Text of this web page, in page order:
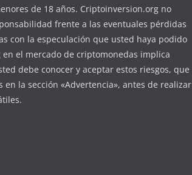
de 18 años. Criptoinversion.org no
frente a las eventuales pérdidas
con la especulación que usted haya podido
el mercado de criptomonedas implica
debe conocer y aceptar estos riesgos, que
en la sección «Advertencia», antes de realizar